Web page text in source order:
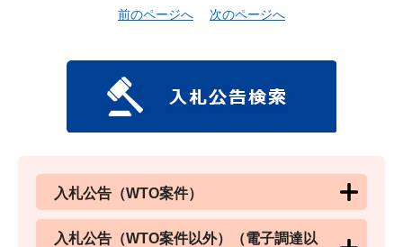
前のページへ 次のページへ
入札公告（WTO案件）
入札公告（WTO案件以外）（電子調達以